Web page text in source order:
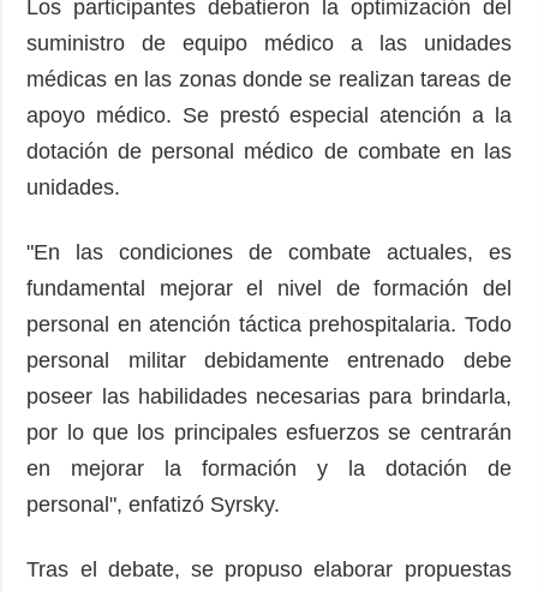
Los participantes debatieron la optimización del
suministro de equipo médico a las unidades
médicas en las zonas donde se realizan tareas de
apoyo médico. Se prestó especial atención a la
dotación de personal médico de combate en las
unidades.
"En las condiciones de combate actuales, es
fundamental mejorar el nivel de formación del
personal en atención táctica prehospitalaria. Todo
personal militar debidamente entrenado debe
poseer las habilidades necesarias para brindarla,
por lo que los principales esfuerzos se centrarán
en mejorar la formación y la dotación de
personal", enfatizó Syrsky.
Tras el debate, se propuso elaborar propuestas